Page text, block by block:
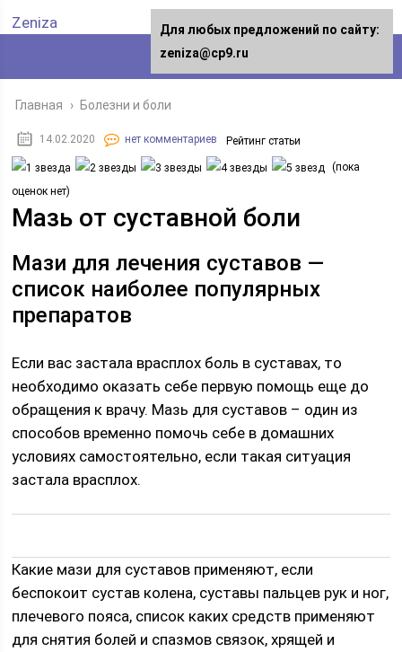
Zeniza
Главная › Болезни и боли
14.02.2020 нет комментариев Рейтинг статьи
(пока
оценок нет)
Мазь от суставной боли
Мази для лечения суставов —
список наиболее популярных
препаратов
Если вас застала врасплох боль в суставах, то
необходимо оказать себе первую помощь еще до
обращения к врачу. Мазь для суставов – один из
способов временно помочь себе в домашних
условиях самостоятельно, если такая ситуация
застала врасплох.
Какие мази для суставов применяют, если
беспокоит сустав колена, суставы пальцев рук и ног,
плечевого пояса, список каких средств применяют
для снятия болей и спазмов связок, хрящей и
Для любых предложений по сайту:
zeniza@cp9.ru